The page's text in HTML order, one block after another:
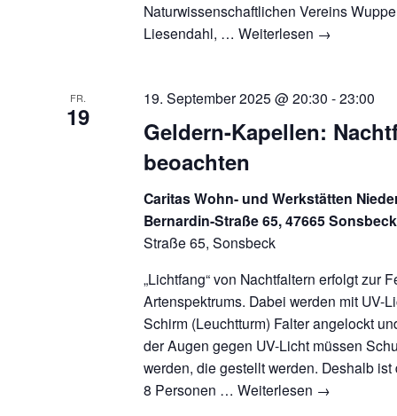
Naturwissenschaftlichen Vereins
Liesendahl, …Weiterlesen →
FR.
19
Geldern-Kapellen:
beoachten
19. September 2025 @ 20:30 -23:00
Caritas Wohn- und Werkstätten
Bernardin-Straße 65, 47665
Straße 65, Sonsbeck
„Lichtfang“ von Nachtfaltern erfolgt zur
Artenspektrums. Dabei werden mit UV-
Schirm (Leuchtturm) Falter angelockt
der Augen gegen UV-Licht müssen
werden, die gestellt werden. Deshalb
8 Personen …Weiterlesen →